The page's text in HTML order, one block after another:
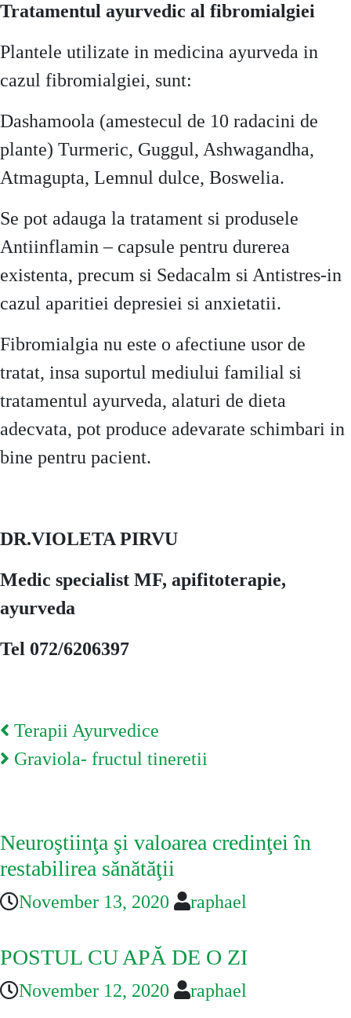
Tratamentul ayurvedic al fibromialgiei
Plantele utilizate in medicina ayurveda in
cazul fibromialgiei, sunt:
Dashamoola (amestecul de 10 radacini de
plante) Turmeric, Guggul, Ashwagandha,
Atmagupta, Lemnul dulce, Boswelia.
Se pot adauga la tratament si produsele
Antiinflamin – capsule pentru durerea
existenta, precum si Sedacalm si Antistres-in
cazul aparitiei depresiei si anxietatii.
Fibromialgia nu este o afectiune usor de
tratat, insa suportul mediului familial si
tratamentul ayurveda, alaturi de dieta
adecvata, pot produce adevarate schimbari in
bine pentru pacient.
DR.VIOLETA PIRVU
Medic specialist MF, apifitoterapie,
ayurveda
Tel 072/6206397
Post
navigation
Terapii Ayurvedice
Graviola- fructul tineretii
Neuroştiinţa şi valoarea credinţei în
restabilirea sănătăţii
November 13, 2020 raphael
POSTUL CU APĂ DE O ZI
November 12, 2020 raphael